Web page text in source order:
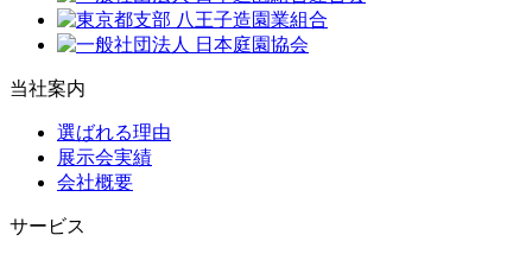
当社案内
選ばれる理由
展示会実績
会社概要
サービス